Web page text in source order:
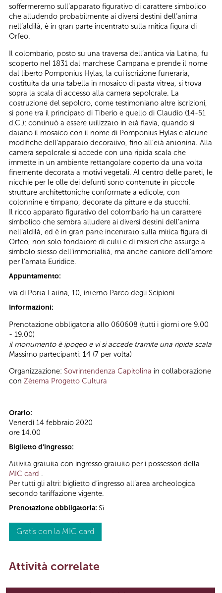
soffermeremo sull’apparato figurativo di carattere simbolico
che alludendo probabilmente ai diversi destini dell’anima
nell’aldilà, è in gran parte incentrato sulla mitica figura di
Orfeo.
Il colombario, posto su una traversa dell’antica via Latina, fu
scoperto nel 1831 dal marchese Campana e prende il nome
dal liberto Pomponius Hylas, la cui iscrizione funeraria,
costituita da una tabella in mosaico di pasta vitrea, si trova
sopra la scala di accesso alla camera sepolcrale. La
costruzione del sepolcro, come testimoniano altre iscrizioni,
si pone tra il principato di Tiberio e quello di Claudio (14-51
d.C.); continuò a essere utilizzato in età flavia, quando si
datano il mosaico con il nome di Pomponius Hylas e alcune
modifiche dell’apparato decorativo, fino all’età antonina. Alla
camera sepolcrale si accede con una ripida scala che
immette in un ambiente rettangolare coperto da una volta
finemente decorata a motivi vegetali. Al centro delle pareti, le
nicchie per le olle dei defunti sono contenute in piccole
strutture architettoniche conformate a edicole, con
colonnine e timpano, decorate da pitture e da stucchi.
Il ricco apparato figurativo del colombario ha un carattere
simbolico che sembra alludere ai diversi destini dell’anima
nell’aldilà, ed è in gran parte incentrato sulla mitica figura di
Orfeo, non solo fondatore di culti e di misteri che assurge a
simbolo stesso dell’immortalità, ma anche cantore dell’amore
per l’amata Euridice.
Appuntamento:
via di Porta Latina, 10, interno Parco degli Scipioni
Informazioni:
Prenotazione obbligatoria allo 060608 (tutti i giorni ore 9.00
- 19.00)
il monumento è ipogeo e vi si accede tramite una ripida scala
Massimo partecipanti: 14 (7 per volta)
Organizzazione: Sovrintendenza Capitolina in collaborazione
con Zètema Progetto Cultura
Orario:
Venerdì 14 febbraio 2020
ore 14.00
Biglietto d'ingresso:
Attività gratuita con ingresso gratuito per i possessori della
MIC card .
Per tutti gli altri: biglietto d’ingresso all’area archeologica
secondo tariffazione vigente.
Prenotazione obbligatoria: Sì
Gratis con la MIC card
Attività correlate